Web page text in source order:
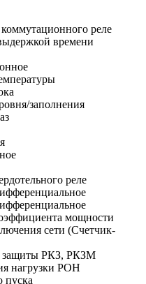
реле
времени
заполнения
реле
мощности
сети (Счетчик-
защиты РКЗ, РКЗМ
нагрузки РОН
пуска